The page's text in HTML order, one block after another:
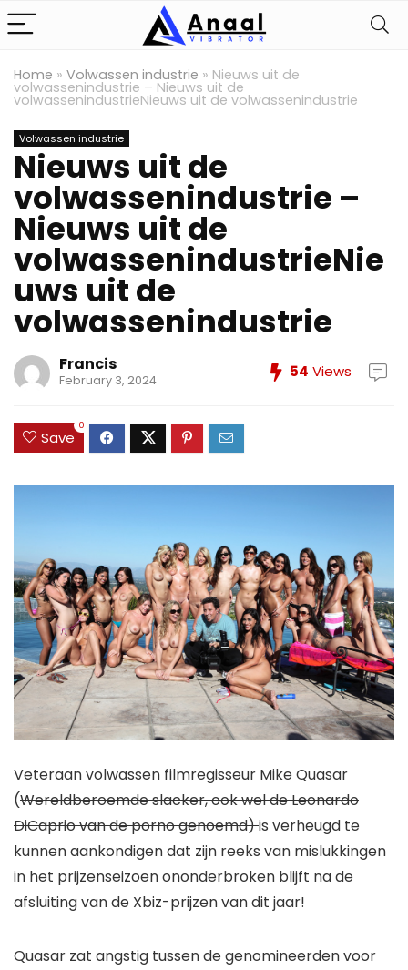
Home » Volwassen industrie » Nieuws uit de
volwassenindustrie – Nieuws uit de
volwassenindustrieNieuws uit de volwassenindustrie
Volwassen industrie
Nieuws uit de
volwassenindustrie –
Nieuws uit de
volwassenindustrieNie
uws uit de
volwassenindustrie
Francis
February 3, 2024 54 Views
Save
0
Veteraan volwassen filmregisseur Mike Quasar
(Wereldberoemde slacker, ook wel de Leonardo
DiCaprio van de porno genoemd)is verheugd te
kunnen aankondigen dat zijn reeks van mislukkingen
in het prijzenseizoen ononderbroken blijft na de
afsluiting van de Xbiz-prijzen van dit jaar!
Quasar zat angstig tussen de genomineerden voor